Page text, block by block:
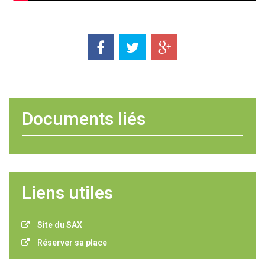
Documents liés
Liens utiles
Site du SAX
Réserver sa place